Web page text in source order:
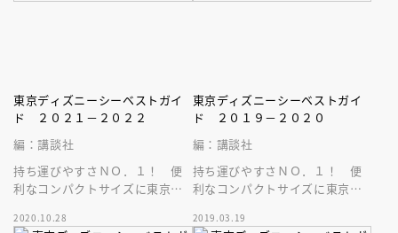
東京ディズニーシーベストガイ
ド ２０２１－２０２２
編：講談社
持ち運びやすさＮＯ．１！ 便
利なコンパクトサイズに東京デ
ぎゅっと詰まったベストガイド
2020.10.28
東京ディズニーシーベストガイ
ド ２０１９－２０２０
編：講談社
持ち運びやすさＮＯ．１！ 便
利なコンパクトサイズに東京デ
ぎゅっと詰まったベストガイド
2019.03.19